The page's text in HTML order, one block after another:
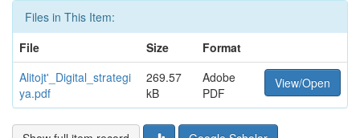
Files in This Item:
File
Size
Format
Alitojt'_Digital_strategi
ya.pdf
269.57
kB
Adobe
PDF
View/Open